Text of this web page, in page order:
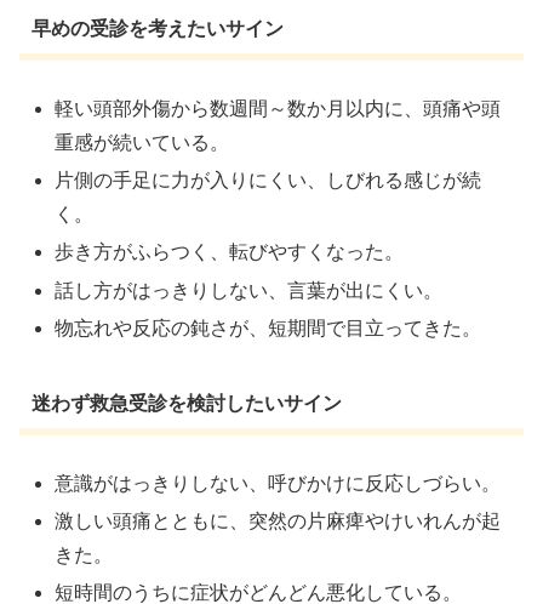
早めの受診を考えたいサイン
軽い頭部外傷から数週間～数か月以内に、頭痛や頭
重感が続いている。
片側の手足に力が入りにくい、しびれる感じが続
く。
歩き方がふらつく、転びやすくなった。
話し方がはっきりしない、言葉が出にくい。
物忘れや反応の鈍さが、短期間で目立ってきた。
迷わず救急受診を検討したいサイン
意識がはっきりしない、呼びかけに反応しづらい。
激しい頭痛とともに、突然の片麻痺やけいれんが起
きた。
短時間のうちに症状がどんどん悪化している。